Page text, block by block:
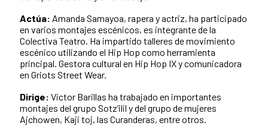
Actúa: Amanda Samayoa, rapera y actriz, ha participado
en varios montajes escénicos, es integrante de la
Colectiva Teatro. Ha impartido talleres de movimiento
escénico utilizando el Hip Hop como herramienta
principal. Gestora cultural en Hip Hop IX y comunicadora
en Griots Street Wear.
Dirige: Victor Barillas ha trabajado en importantes
montajes del grupo Sotz’ilil y del grupo de mujeres
Ajchowen, Kaji toj, las Curanderas, entre otros.